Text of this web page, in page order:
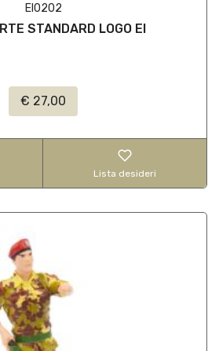
EI0202
STANDARD LOGO EI
€ 27,00
Lista desideri